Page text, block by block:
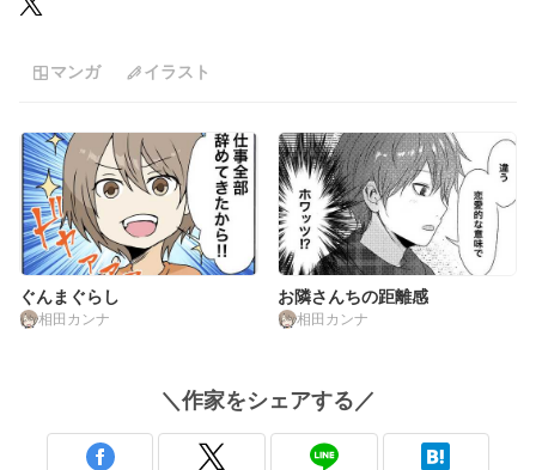
マンガ イラスト
ぐんまぐらし
相田カンナ
お隣さんちの距離感
相田カンナ
＼ 作家をシェアする／